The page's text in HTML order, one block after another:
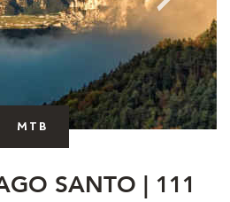
MTB
SANTO | 111